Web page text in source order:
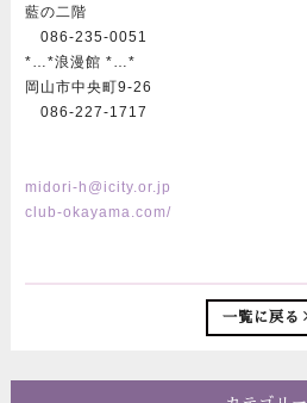
藍の二階
086-235-0051
*…*浪漫館 *…*
岡山市中央町9-26
086-227-1717
midori-h@icity.or.jp
club-okayama.com/
一覧に戻る